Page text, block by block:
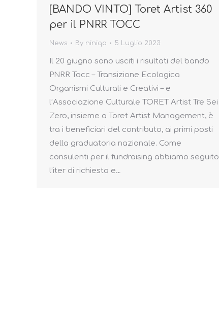
[BANDO VINTO] Toret Artist 360
per il PNRR TOCC
News By niniqa 5 Luglio 2023
Il 20 giugno sono usciti i risultati del bando
PNRR Tocc – Transizione Ecologica
Organismi Culturali e Creativi – e
l’Associazione Culturale TORET Artist Tre Sei
Zero, insieme a Toret Artist Management, è
tra i beneficiari del contributo, ai primi posti
della graduatoria nazionale. Come
consulenti per il fundraising abbiamo seguito
l’iter di richiesta e…